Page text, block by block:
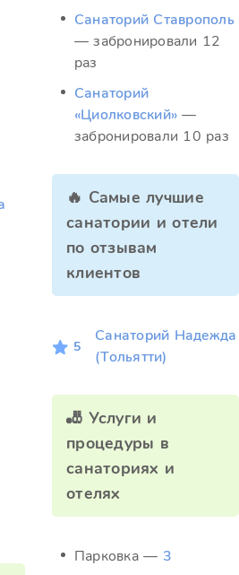
Санаторий Ставрополь
— забронировали 12
раз
Санаторий
«Циолковский» —
забронировали 10 раз
🔥 Самые лучшие
санатории и отели
по отзывам
клиентов
5
Санаторий Надежда
(Тольятти)
🎳 Услуги и
процедуры в
санаториях и
отелях
Парковка — 3